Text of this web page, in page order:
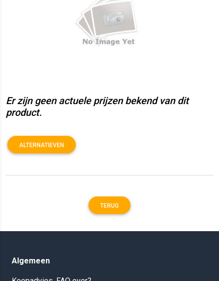
Er zijn geen actuele prijzen bekend van dit
product.
ALTERNATIEVEN
TERUG
Algemeen